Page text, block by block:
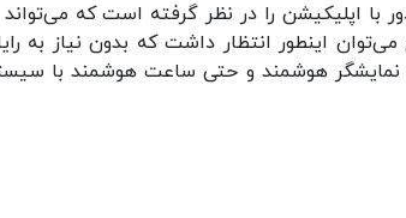
با اپلیکیشن را در نظر گرفته است که
می‌توان اینطور انتظار داشت که بدون نیاز به